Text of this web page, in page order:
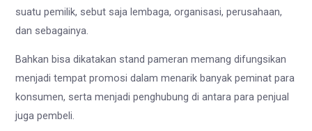
suatu pemilik, sebut saja lembaga, organisasi, perusahaan,
dan sebagainya.
Bahkan bisa dikatakan stand pameran memang difungsikan
menjadi tempat promosi dalam menarik banyak peminat para
konsumen, serta menjadi penghubung di antara para penjual
juga pembeli.